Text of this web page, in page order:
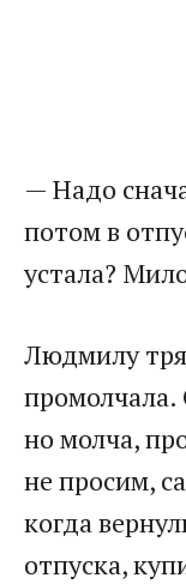
— Надо
потом в
устала?
Людмилу
промолчала.
но молча,
не просим,
когда
отпуска,